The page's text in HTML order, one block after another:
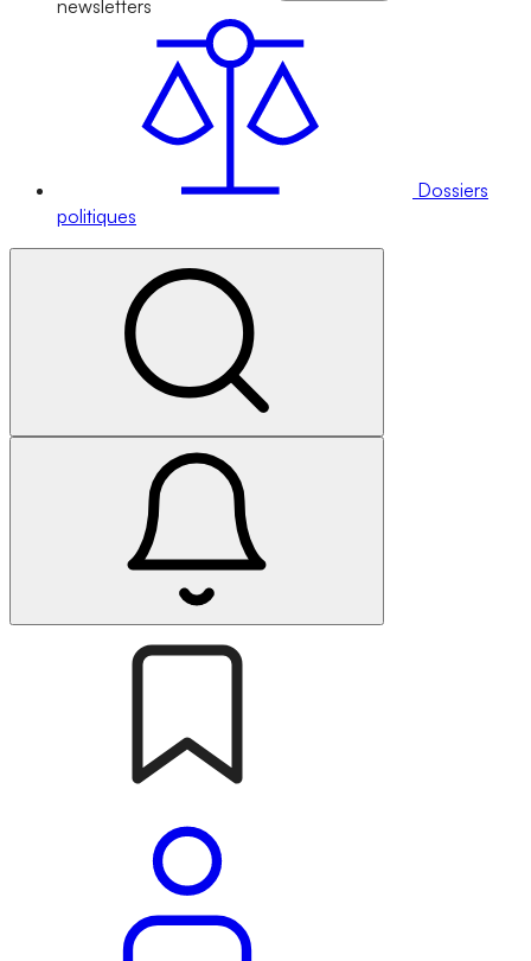
newsletters
Dossiers
politiques